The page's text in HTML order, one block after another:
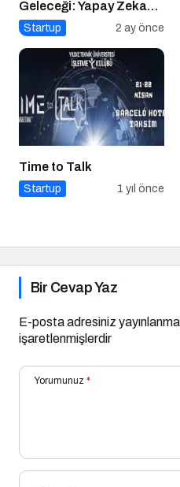
Geleceği: Yapay Zeka
Çağında “BİLGE”
Startup 2 ay önce
Time to Talk
Startup 1 yıl önce
Bir Cevap Yaz
E-posta adresiniz
işaretlenmişlerdir
Yorumunuz *